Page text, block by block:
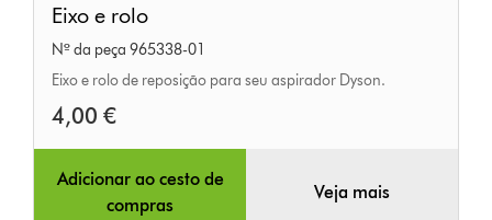
e
rolo
Eixo e rolo
Nº da peça 965338-01
Eixo e rolo de reposição para seu aspirador Dyson.
4,00 €
Adicionar ao cesto de
compras
Veja mais